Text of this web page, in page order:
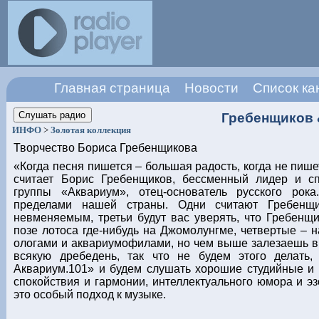
Главная страница Новости
Список
Гребенщиков
ИНФО >Золотая коллекция
Творчество Бориса Гребенщикова
«Когда песня пишется – большая радость, когда не
считает Борис Гребенщиков, бессменный лидер и
группы «Аквариум», отец-основатель русского
пределами нашей страны. Одни считают
невменяемым, третьи будут вас уверять, что
позе лотоса где-нибудь на Джомолунгме, четвертые –
ологами и аквариумофилами, но чем выше залезаешь
всякую дребедень, так что не будем этого
Аквариум.101» и будем слушать хорошие студийные и
спокойствия и гармонии, интеллектуального юмора и
это особый подход к музыке.